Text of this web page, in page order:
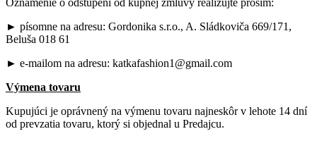
Oznámenie o odstúpení od kúpnej zmluvy realizujte prosím:
► písomne na adresu: Gordonika s.r.o., A. Sládkoviča 669/171,
Beluša 018 61
► e-mailom na adresu: katkafashion1@gmail.com
Výmena tovaru
Kupujúci je oprávnený na výmenu tovaru najneskôr v lehote 14 dní
od prevzatia tovaru, ktorý si objednal u Predajcu.